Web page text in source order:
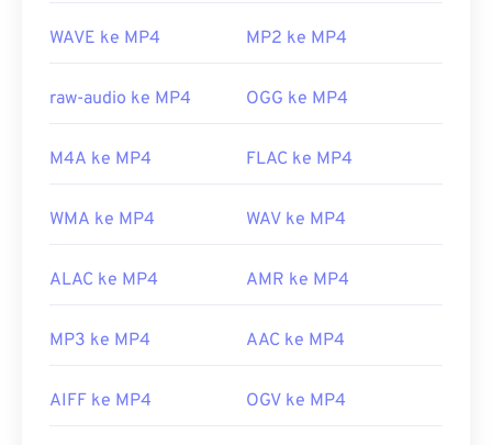
tersebut (codec audio atau video) tidak kompatibel
ini, cobaVLC Media Player.
Group (MPEG)
Tautan yang berguna:
https://mpeg.chiariglione.org/standar/mpeg-
WAVE ke MP4 MP2 ke MP4
raw-audio ke MP4 OGG ke MP4
M4A ke MP4 FLAC ke MP4
WMA ke MP4 WAV ke MP4
ALAC ke MP4 AMR ke MP4
MP3 ke MP4 AAC ke MP4
AIFF ke MP4 OGV ke MP4